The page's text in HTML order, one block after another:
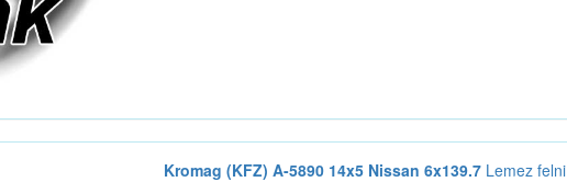
Kromag (KFZ) A-5890 14x5 Nissan 6x139.7Lemez felni